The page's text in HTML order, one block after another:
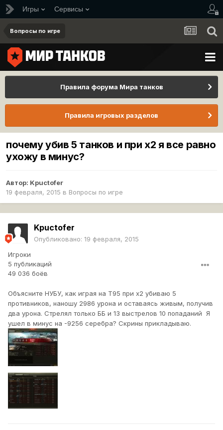
Игры Сервисы
Вопросы по игре
Правила форума Мира танков
Правила игровых разделов
почему убив 5 танков и при х2 я все равно
ухожу в минус?
Автор: Kpuctofer
19 февраля, 2015 в Вопросы по игре
Kpuctofer
Опубликовано: 19 февраля, 2015
Игроки
5 публикаций
49 036 боёв
Объясните НУБУ, как играя на Т95 при х2 убиваю 5
противников, наношу 2986 урона и оставаясь живым, получив
два урона. Стрелял только ББ и 13 выстрелов 10 попаданий Я
ушел в минус на -9256 серебра? Скрины прикладываю.